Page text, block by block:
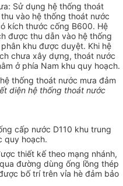
Sử dụng hệ thống thoát
vào hệ thống thoát nước
kích thước cống B600. Hệ
được thu dẫn vào hệ thống
khu được duyệt. Khi hệ
chưa xây dựng, thoát nước
ở phía Nam khu quy hoạch.
thống thoát nước mưa đảm
diện hệ thống thoát nước
cấp nước D110 khu trung
quy hoạch.
thiết kế theo mạng nhánh,
đường dùng ống lồng thép
bố trí trên vỉa hè đảm bảo